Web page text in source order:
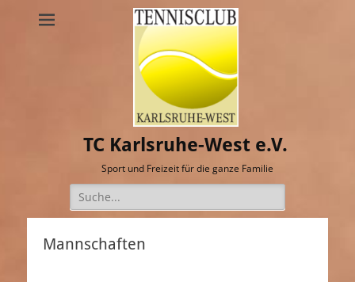
TC Karlsruhe-West e.V.
Sport und Freizeit für die ganze Familie
Suche
nach:
Mannschaften